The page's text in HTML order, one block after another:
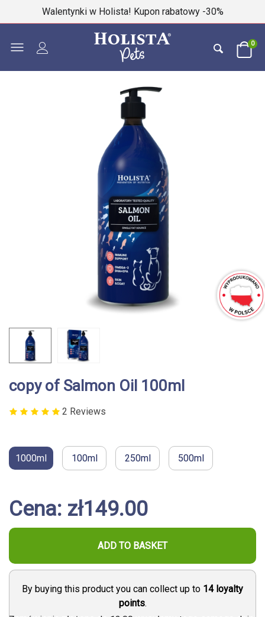
Walentynki w Holista! Kupon rabatowy -30%
0
copy of Salmon Oil 100ml
2 Reviews
1000ml 100ml 250ml 500ml
Cena: zł149.00
ADD TO BASKET
By buying this product you can collect up to 14loyalty
points.